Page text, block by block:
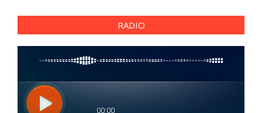
RADIO